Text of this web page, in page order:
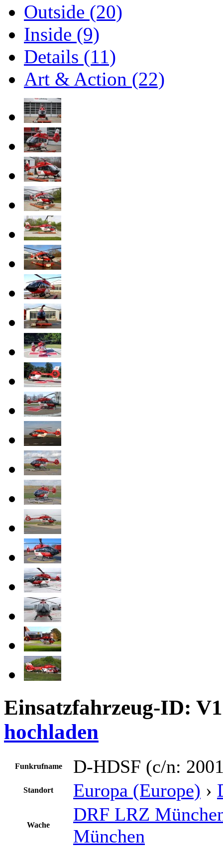
Outside (20)
Inside (9)
Details (11)
Art & Action (22)
Einsatzfahrzeug-ID:
hochladen
Funkrufname D-HDSF (c/n:
Standort Europa (Europe) ›
Wache
DRF LRZ
München